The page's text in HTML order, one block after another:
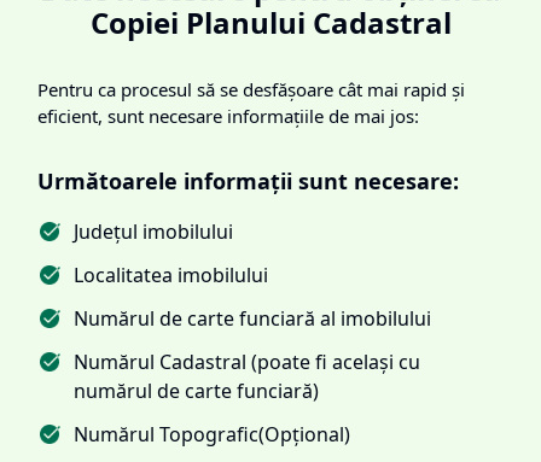
Copiei Planului Cadastral
Pentru ca procesul să se desfășoare cât mai rapid și
eficient, sunt necesare informațiile de mai jos:
Următoarele informații sunt necesare:
Județul imobilului
Localitatea imobilului
Numărul de carte funciară al imobilului
Numărul Cadastral (poate fi același cu
numărul de carte funciară)
Numărul Topografic(Opțional)